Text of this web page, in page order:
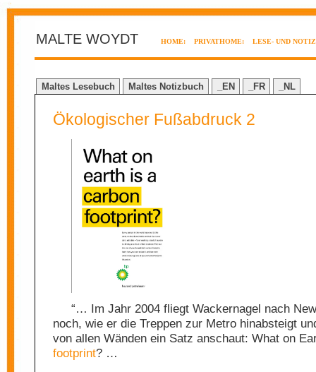
MALTE WOYDT HOME: PRIVATHOME: LESE- UND
Maltes Lesebuch Maltes Notizbuch _EN _FR _NL
Ökologischer Fußabdruck 2
“… Im Jahr 2004 fliegt Wackernagel nach
noch, wie er die Treppen zur Metro hinabsteigt
von allen Wänden ein Satz anschaut: What on
footprint? …